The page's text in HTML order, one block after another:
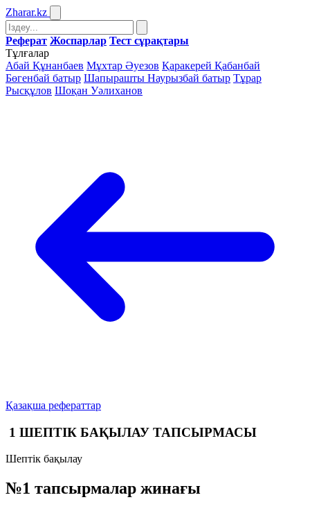
Zharar.kz
Реферат Жоспарлар Тест сұрақтары
Тұлғалар
Абай Құнанбаев Мұхтар Әуезов Қаракерей Қабанбай
Бөгенбай батыр Шапырашты Наурызбай батыр Тұрар
Рысқұлов Шоқан Уәлиханов
Қазақша рефераттар
1 ШЕПТІК БАҚЫЛАУ ТАПСЫРМАСЫ
Шептік бақылау
№1 тапсырмалар жинағы